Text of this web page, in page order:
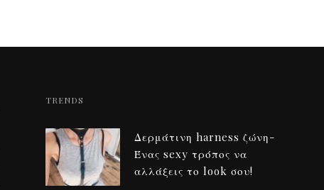
TRENDS
Δερμάτινη harness ζώνη-
Ένας sexy τρόπος να
αλλάξεις το look σου!